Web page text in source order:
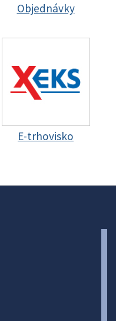
Objednávky
E-trhovisko